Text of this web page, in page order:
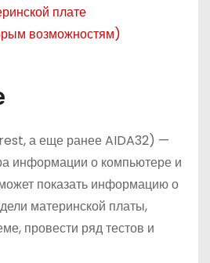
плате
возможностям)
а еще ранее AIDA32) —
информации о компьютере и
показать информацию о
материнской платы,
провести ряд тестов и